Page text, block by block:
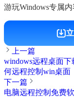
游玩Windows专属
上一篇
windows远程桌面下
何远程控制win桌面
下一篇
电脑远程控制免费